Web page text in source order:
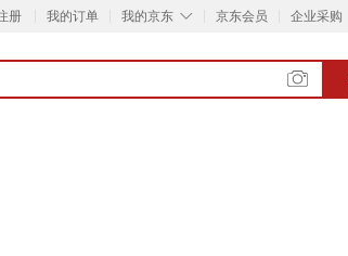
册 我的订单 ◇
我的京东 京东会员 企业采购